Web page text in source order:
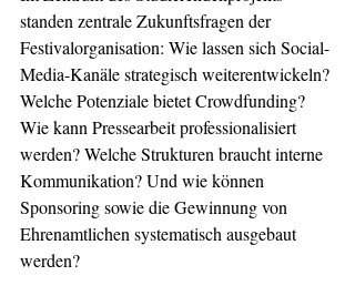
standen zentrale Zukunftsfragen der
Festivalorganisation: Wie lassen sich Social-
Media-Kanäle strategisch weiterentwickeln?
Welche Potenziale bietet Crowdfunding?
Wie kann Pressearbeit professionalisiert
werden? Welche Strukturen braucht interne
Kommunikation? Und wie können
Sponsoring sowie die Gewinnung von
Ehrenamtlichen systematisch ausgebaut
werden?